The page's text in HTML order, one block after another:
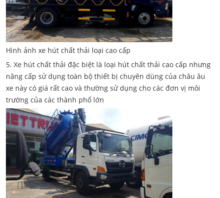
Hình ảnh xe hút chất thải loại cao cấp
5. Xe hút chất thải đặc biệt là loại hút chất thải cao cấp nhưng
nâng cấp sử dụng toàn bộ thiết bị chuyên dùng của châu âu
xe này có giá rất cao và thường sử dụng cho các đơn vị môi
trường của các thành phố lớn